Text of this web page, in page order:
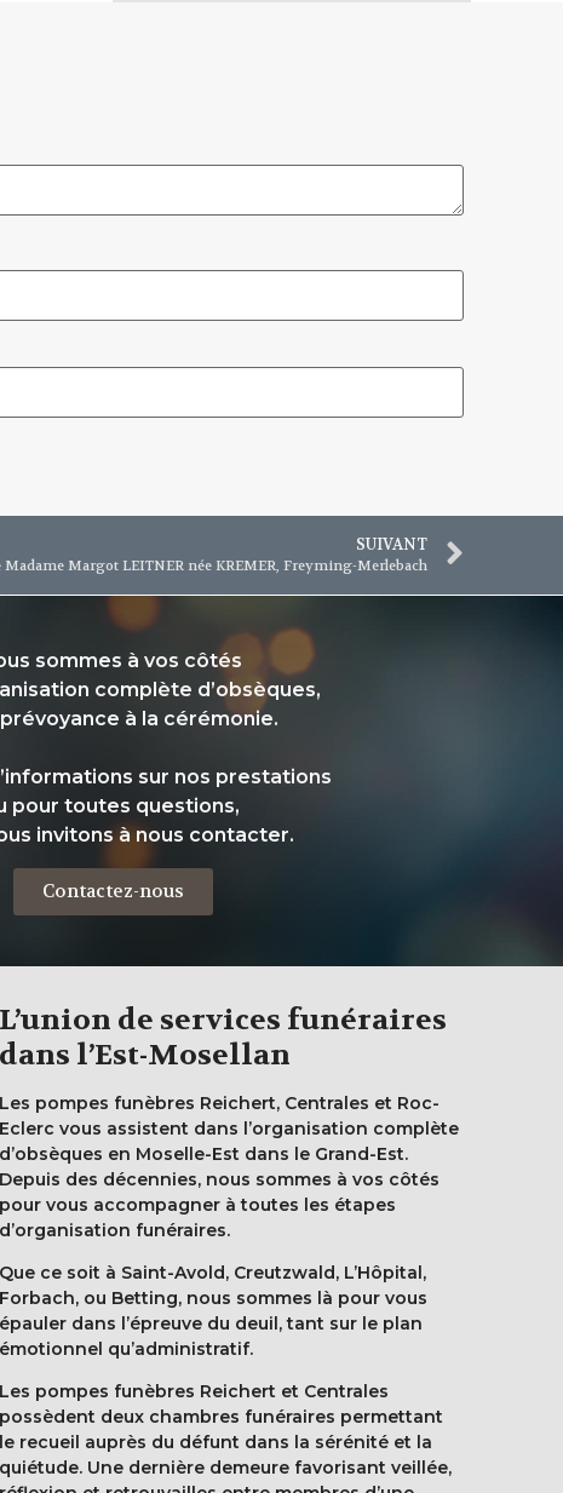
SUIVANT
Madame Margot LEITNER née KREMER, Freyming-Merlebach
sommes à vos côtés
complète d’obsèques,
à la cérémonie.
sur nos prestations
pour toutes questions,
invitons à nous contacter.
Contactez-nous
L’union de services funéraires
dans l’Est-Mosellan
Les pompes funèbres Reichert, Centrales et Roc-
Eclerc vous assistent dans l’organisation complète
d’obsèques en Moselle-Est dans le Grand-Est.
Depuis des décennies, nous sommes à vos côtés
pour vous accompagner à toutes les étapes
d’organisation funéraires.
Que ce soit à Saint-Avold, Creutzwald, L’Hôpital,
Forbach, ou Betting, nous sommes là pour vous
épauler dans l’épreuve du deuil, tant sur le plan
émotionnel qu’administratif.
Les pompes funèbres Reichert et Centrales
possèdent deux chambres funéraires permettant
le recueil auprès du défunt dans la sérénité et la
quiétude. Une dernière demeure favorisant veillée,